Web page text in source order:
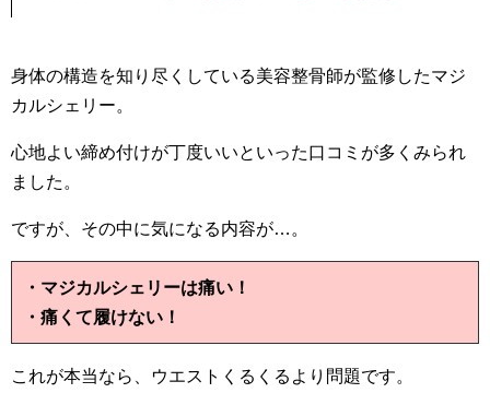
身体の構造を知り尽くしている美容整骨師が監修したマジ
カルシェリー。
心地よい締め付けが丁度いいといった口コミが多くみられ
ました。
ですが、その中に気になる内容が…。
・マジカルシェリーは痛い！
・痛くて履けない！
これが本当なら、ウエストくるくるより問題です。